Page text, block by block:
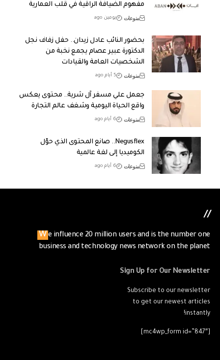
مفهوم الضيافة الراقية في قلب العمارية
منوعات يومين ago
بحضور النائب عادل زيدان.. حفل زفاف نجل
الدكتورة عبير عصام يجمع نخبة من
الشخصيات العامة والقيادات
منوعات 5 أيام ago
جعمل علي مسفر آل شرية.. محتوى يعكس
واقع الحياة اليومية وشغف عالم التجارة
منوعات 6 أيام ago
Negusflex.. صانع المحتوى الذي حوّل
الكوميديا إلى لغة عالمية
منوعات 6 أيام ago
//
We influence 20 million users and is the number one
business and technology news network on the planet
Sign Up for Our Newsletter
Subscribe to our newsletter
to get our newest articles
instantly!
[mc4wp_form id=”847″]